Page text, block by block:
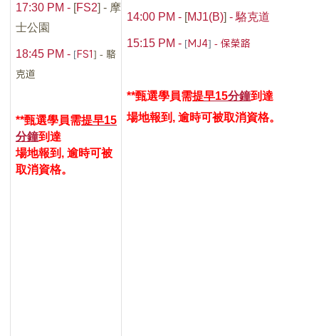
17:30 PM - [FS2]- 摩
士公園
18:45 PM - [FS1] - 駱
克道
**甄選學員需提早15
分鐘到達
場地報到 ,逾時可被
取消資格。
14:00 PM - [MJ1(B)]-駱克道
15:15 PM - [MJ4]- 保榮路
**甄選學員需提早15分鐘到達
場地報到 ,逾時可被取消資格。